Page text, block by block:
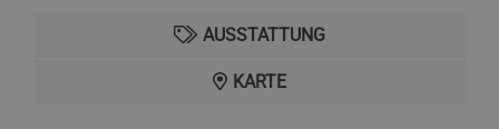
AUSSTATTUNG
KARTE